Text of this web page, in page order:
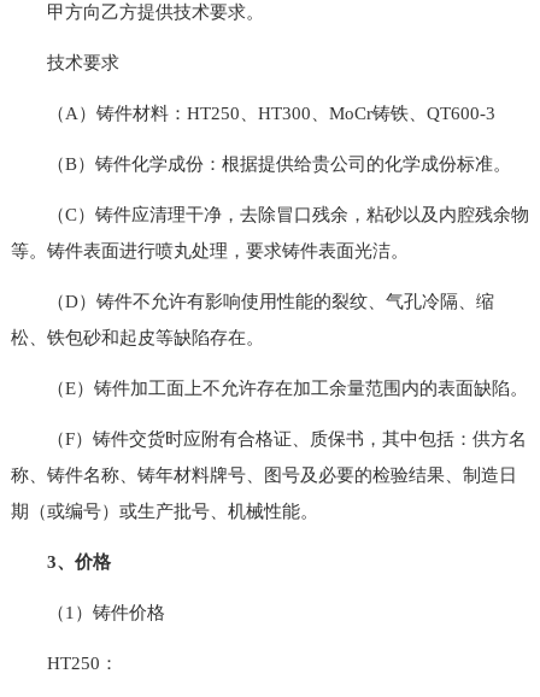
甲方向乙方提供技术要求。
技术要求
（A）铸件材料：HT250、HT300、MoCr铸铁、QT600-3
（B）铸件化学成份：根据提供给贵公司的化学成份标准。
（C）铸件应清理干净，去除冒口残余，粘砂以及内腔残余物
等。铸件表面进行喷丸处理，要求铸件表面光洁。
（D）铸件不允许有影响使用性能的裂纹、气孔冷隔、缩
松、铁包砂和起皮等缺陷存在。
（E）铸件加工面上不允许存在加工余量范围内的表面缺陷。
（F）铸件交货时应附有合格证、质保书，其中包括：供方名
称、铸件名称、铸年材料牌号、图号及必要的检验结果、制造日
期（或编号）或生产批号、机械性能。
3、价格
（1）铸件价格
HT250：